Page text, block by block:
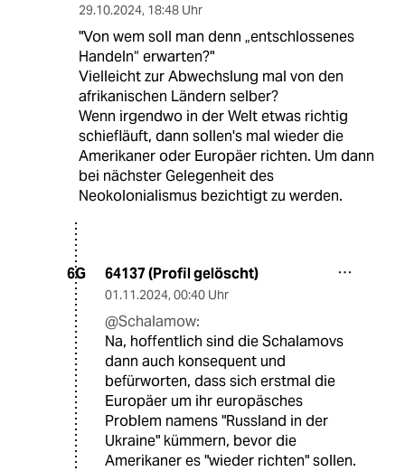
29.10.2024, 18:48 Uhr
"Von wem soll man denn „entschlossenes
Handeln“ erwarten?"
Vielleicht zur Abwechslung mal von den
afrikanischen Ländern selber?
Wenn irgendwo in der Welt etwas richtig
schiefläuft, dann sollen's mal wieder die
Amerikaner oder Europäer richten. Um dann
bei nächster Gelegenheit des
Neokolonialismus bezichtigt zu werden.
6G 64137 (Profil gelöscht)
01.11.2024, 00:40 Uhr
@Schalamow:
Na, hoffentlich sind die Schalamovs
dann auch konsequent und
befürworten, dass sich erstmal die
Europäer um ihr europäsches
Problem namens "Russland in der
Ukraine" kümmern, bevor die
Amerikaner es "wieder richten" sollen.